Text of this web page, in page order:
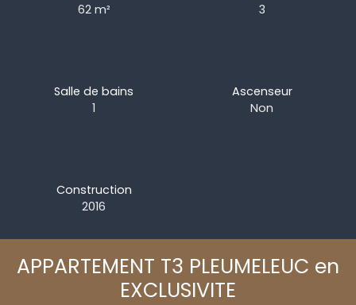
62 m²
3
Salle de bains
1
Ascenseur
Non
Construction
2016
APPARTEMENT T3 PLEUMELEUC en
EXCLUSIVITE